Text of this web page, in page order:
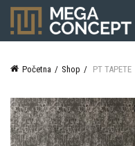
Početna Shop PT TAPETE